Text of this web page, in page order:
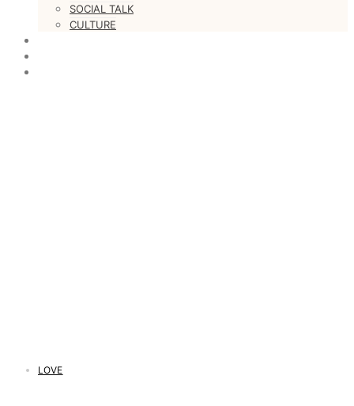
SOCIAL TALK
CULTURE
LOVE